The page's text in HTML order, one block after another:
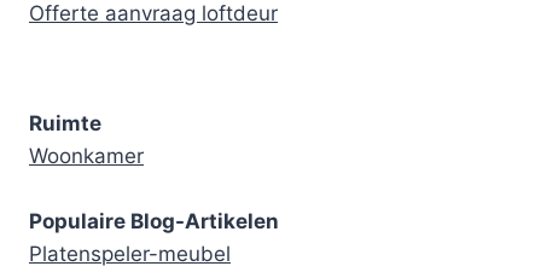
Offerte aanvraag loftdeur
Ruimte
Woonkamer
Populaire Blog-Artikelen
Platenspeler-meubel